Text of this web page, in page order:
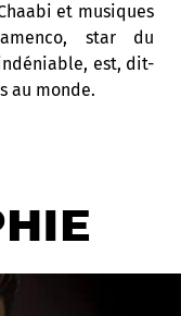
et musiques
star du
est, dit-
au monde.